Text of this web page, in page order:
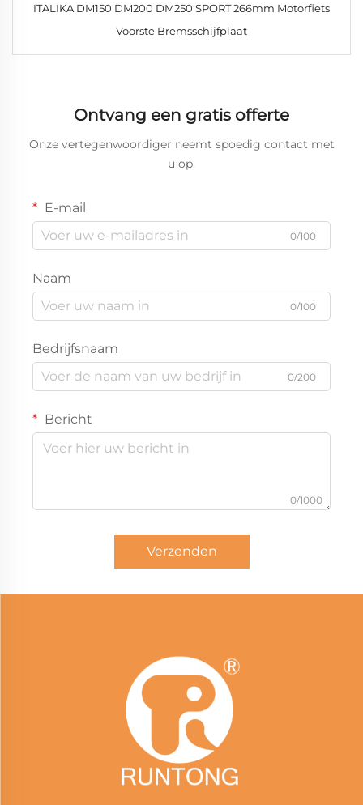
ITALIKA DM150 DM200 DM250 SPORT 266mm Motorfiets
Voorste Bremsschijfplaat
Ontvang een gratis offerte
Onze vertegenwoordiger neemt spoedig contact met
u op.
E-mail
0/100
Naam
0/100
Bedrijfsnaam
0/200
Bericht
0/1000
Verzenden